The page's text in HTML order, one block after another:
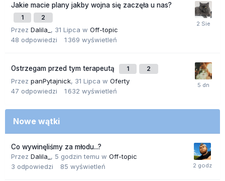
Jakie macie plany jakby wojna się zaczęła u nas?
1 2
Przez Dalila_ , 31 Lipca w Off-topic
48 odpowiedzi 1 369 wyświetleń
Ostrzegam przed tym terapeutą 1 2
Przez panPytajnick, 31 Lipca w Oferty
47 odpowiedzi 1 632 wyświetleń
Nowe wątki
Co wywinęliśmy za młodu...?
Przez Dalila_ , 5 godzin temu w Off-topic
3 odpowiedzi 85 wyświetleń